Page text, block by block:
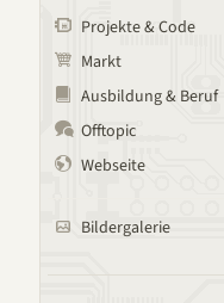
Projekte & Code
Markt
Ausbildung & Beruf
Offtopic
Webseite
Bildergalerie